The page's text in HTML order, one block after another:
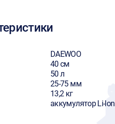
DAEWOO
40 см
50 л
25-75 мм
13,2 кг
аккумулятор Li-lon